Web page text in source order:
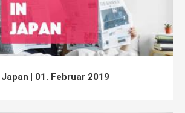
| 01. Februar 2019